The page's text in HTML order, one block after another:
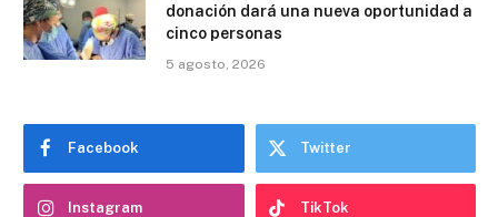
donación dará una nueva oportunidad a
cinco personas
5 agosto, 2026
Facebook Twitter
Instagram TikTok